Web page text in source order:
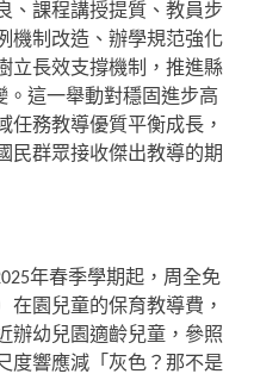
、課程講授提質、教員步
機制改造、辦學規范強化
立長效支撐機制，推進縣
。這一舉動對穩固進步高
任務教導優質平衡成長，
民群眾接收傑出教導的期
年春季學期起，周全免
在園兒童的保育教導費，
辦幼兒園適齡兒童，參照
度響應減「灰色？那不是